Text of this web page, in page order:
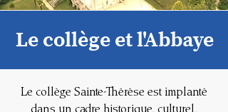
Le collège et l'Abbaye
Le collège Sainte-Thérèse est implanté
dans un cadre historique, culturel,